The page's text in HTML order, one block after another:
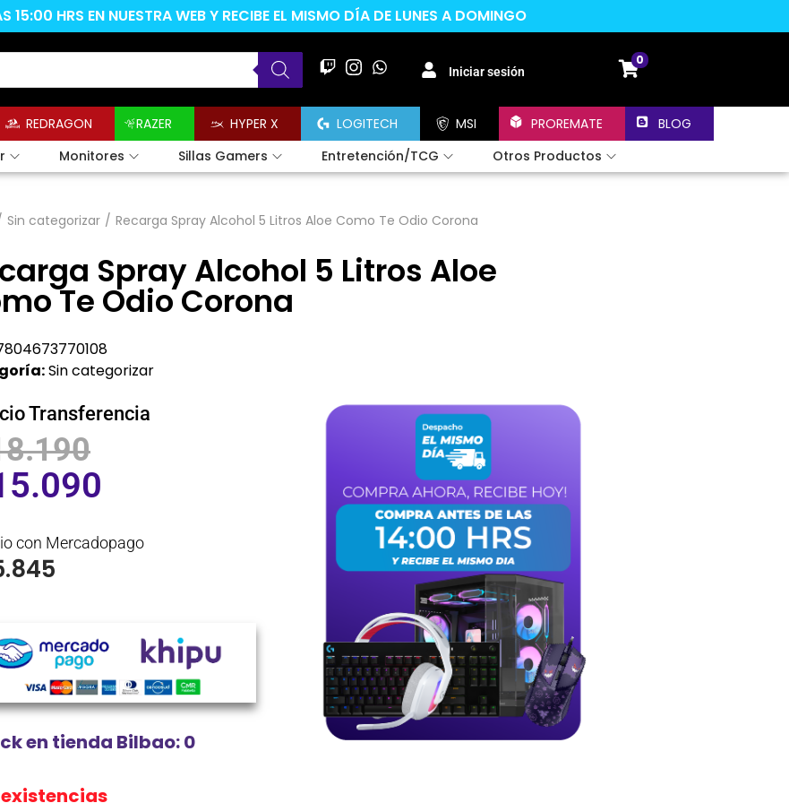
15:00 HRS EN NUESTRA WEB Y RECIBE EL MISMO DÍA DE LUNES A DOMINGO
Iniciar sesión
0
REDRAGON RAZER HYPER X LOGITECH MSI PROREMATE
BLOG
Monitores Sillas Gamers Entretención/TCG Otros Productos
Sin categorizar / Recarga Spray Alcohol 5 Litros Aloe Como Te Odio Corona
Spray Alcohol 5 Litros Aloe
Te Odio Corona
Sin categorizar
Transferencia
con Mercadopago
en tienda Bilbao: 0
existencias